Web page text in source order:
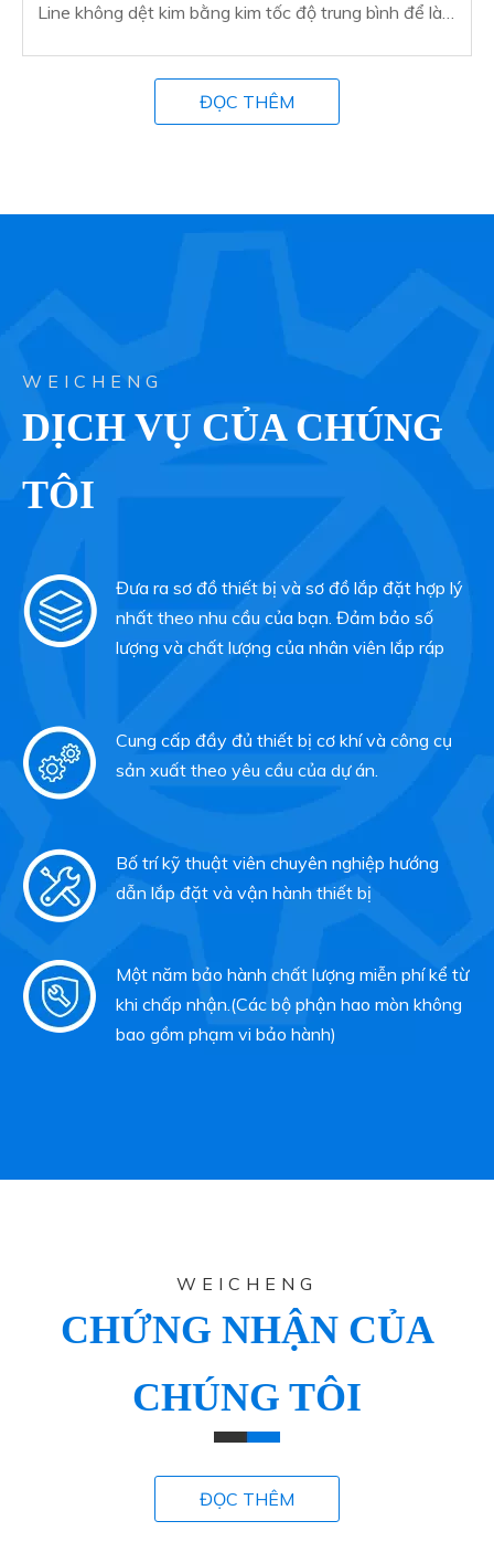
Line không dệt kim bằng kim tốc độ trung bình để làm
ĐỌC THÊM
WEICHENG
DỊCH VỤ CỦA CHÚNG
TÔI
Đưa ra sơ đồ thiết bị và sơ đồ lắp đặt hợp lý
nhất theo nhu cầu của bạn. Đảm bảo số
lượng và chất lượng của nhân viên lắp ráp
Cung cấp đầy đủ thiết bị cơ khí và công cụ
sản xuất theo yêu cầu của dự án.
Bố trí kỹ thuật viên chuyên nghiệp hướng
dẫn lắp đặt và vận hành thiết bị
Một năm bảo hành chất lượng miễn phí kể từ
khi chấp nhận.(Các bộ phận hao mòn không
bao gồm phạm vi bảo hành)
WEICHENG
CHỨNG NHẬN CỦA
CHÚNG TÔI
ĐỌC THÊM